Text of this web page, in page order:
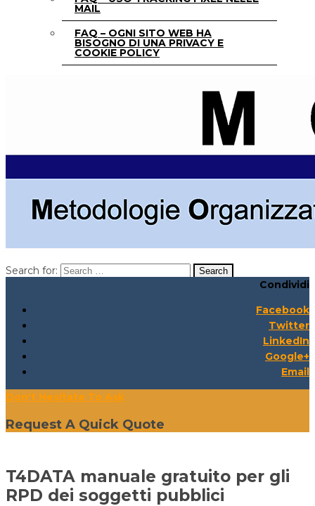
MAIL
FAQ – OGNI SITO WEB HA
BISOGNO DI UNA PRIVACY E
COOKIE POLICY
Search for:
Condividi
Facebook
Twitter
LinkedIn
Google+
Email
Don't Hesitate To Ask
Request A Quick Quote
T4DATA manuale gratuito per gli
RPD dei soggetti pubblici